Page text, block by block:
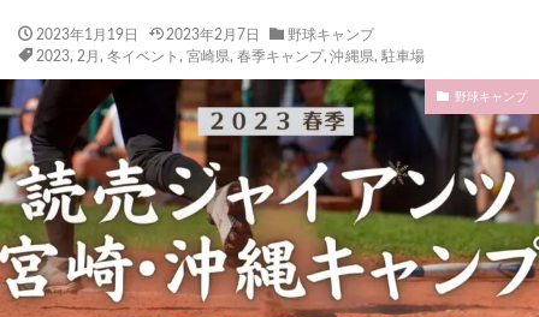
2023年1月19日 2023年2月7日
野球キャンプ
2023, 2月 , 冬イベント , 宮崎県, 春季キャンプ,沖縄県, 駐車場
野球キャンプ